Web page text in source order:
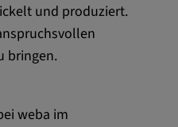
und produziert.
bringen.
weba im